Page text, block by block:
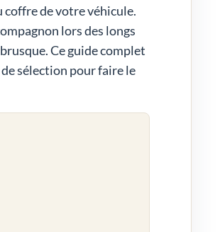
de votre véhicule.
lors des longs
Ce guide complet
sélection pour faire le